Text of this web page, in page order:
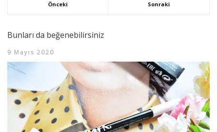
Önceki Sonraki
Bunları da beğenebilirsiniz
9 Mayıs 2020